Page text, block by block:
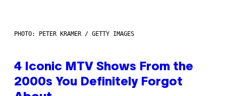
PHOTO: PETER KRAMER / GETTY IMAGES
4 Iconic MTV Shows From the
2000s You Definitely Forgot